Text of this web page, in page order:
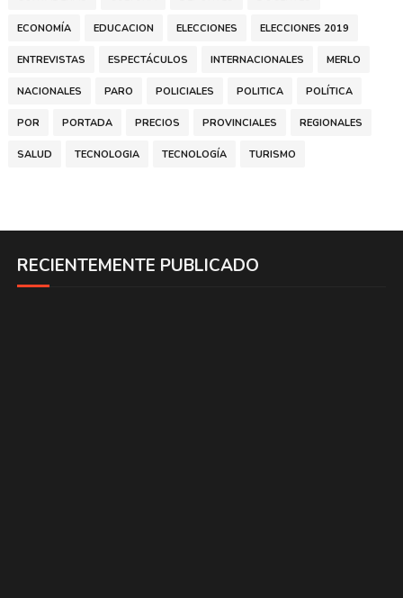
ECONOMÍA EDUCACION ELECCIONES ELECCIONES 2019
ENTREVISTAS ESPECTÁCULOS INTERNACIONALES MERLO
NACIONALES PARO POLICIALES POLITICA POLÍTICA
POR PORTADA PRECIOS PROVINCIALES REGIONALES
SALUD TECNOLOGIA TECNOLOGÍA TURISMO
RECIENTEMENTE PUBLICADO